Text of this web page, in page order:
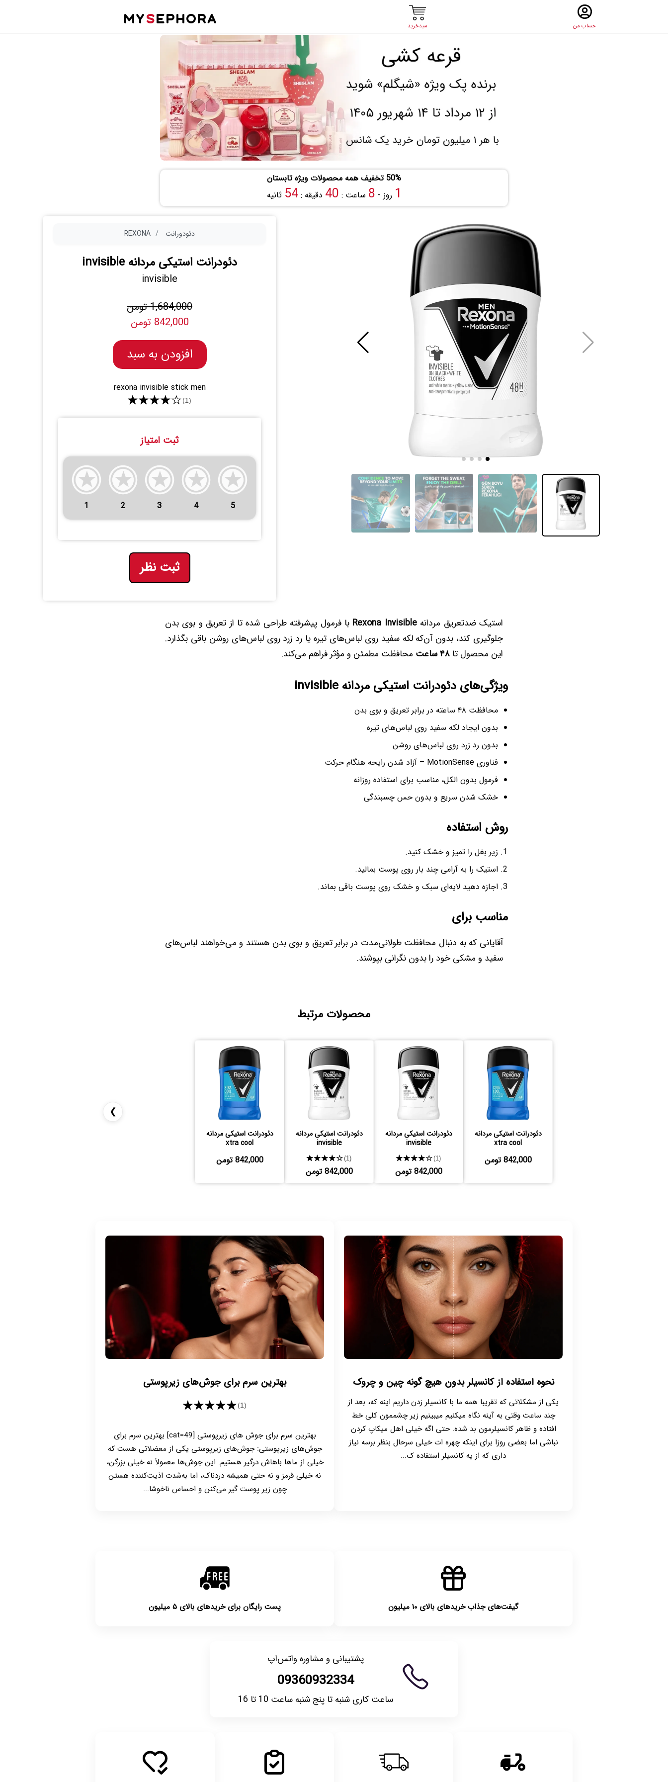
حساب من سبدخرید
MYSEPHORA
50% تخفیف همه محصولات ویژه تابستان
1 روز - 8 ساعت : 40 دقیقه :53 ثانیه
دئودورانت REXONA
دئودرانت استیکی مردانه invisible
invisible
1,684,000 تومن
842,000 تومن
افزودن به سبد
rexona invisible stick men
★★★★★(1)
ثبت امتیاز
1 2 3 4 5
ثبت نظر
استیک ضدتعریق مردانهRexona Invisible با فرمول پیشرفته طراحی شده تا از تعریق و بوی بدن
جلوگیری کند، بدون آن‌که لکه سفید روی لباس‌های تیره یا رد زرد روی لباس‌های روشن باقی بگذارد.
این محصول تا ۴۸ ساعت محافظت مطمئن و مؤثر فراهم می‌کند.
ویژگی‌های دئودرانت استیکی مردانه invisible
محافظت ۴۸ ساعته در برابر تعریق و بوی بدن
بدون ایجاد لکه سفید روی لباس‌های تیره
بدون رد زرد روی لباس‌های روشن
فناوری MotionSense – آزاد شدن رایحه هنگام حرکت
فرمول بدون الکل، مناسب برای استفاده روزانه
خشک شدن سریع و بدون حس چسبندگی
روش استفاده
زیر بغل را تمیز و خشک کنید.
استیک را به آرامی چند بار روی پوست بمالید.
اجازه دهید لایه‌ای سبک و خشک روی پوست باقی بماند.
مناسب برای
آقایانی که به دنبال محافظت طولانی‌مدت در برابر تعریق و بوی بدن هستند و می‌خواهند لباس‌های
سفید و مشکی خود را بدون نگرانی بپوشند.
محصولات مرتبط
دئودرانت استیکی مردانه
xtra cool
842,000 تومن
دئودرانت استیکی مردانه
invisible
★★★★★(1)
842,000 تومن
دئودرانت استیکی مردانه
invisible
★★★★★(1)
842,000 تومن
دئودرانت استیکی مردانه
xtra cool
842,000 تومن
❯
نحوه استفاده از کانسیلر بدون هیچ گونه چین و چروک
یکی از مشکلاتی که تقریبا همه ما با کانسیلر زدن داریم اینه که، بعد از
چند ساعت وقتی به آینه نگاه میکنیم میبینیم زیر چشممون کلی خط
افتاده و ظاهر کانسیلرمون بد شده. حتی اگه خیلی اهل میکاپ کردن
نباشی اما بعضی روزا برای اینکه چهره ات خیلی سرحال بنظر برسه نیاز
داری که از یه کانسیلر استفاده ک...
بهترین سرم برای جوش‌های زیرپوستی
★★★★★(1)
بهترین سرم برای جوش های زیرپوستی [cat=49] بهترین سرم برای
جوش‌های زیرپوستی: جوش‌های زیرپوستی یکی از معضلاتی هست که
خیلی از ماها باهاش درگیر هستیم. این جوش‌ها معمولاً نه خیلی بزرگن،
نه خیلی قرمز و نه حتی همیشه دردناک، اما به‌شدت اذیت‌کننده هستن
چون زیر پوست گیر می‌کنن و احساس ناخوشا...
گیفت‌های جذاب خریدهای بالای ۱۰ میلیون پست رایگان برای خریدهای بالای ۵ میلیون
پشتیبانی و مشاوره واتس‌اپ
09360932334
ساعت کاری شنبه تا پنج شنبه ساعت 10 تا 16